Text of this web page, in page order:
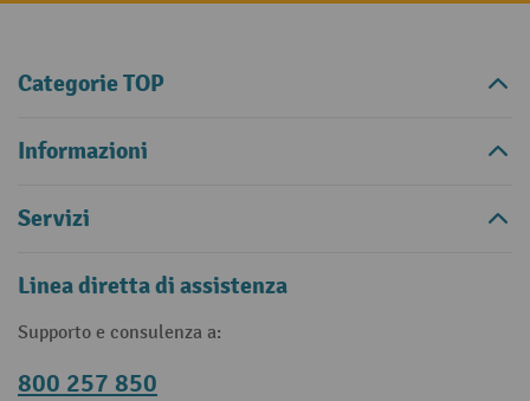
Categorie TOP
Informazioni
Servizi
Linea diretta di assistenza
Supporto e consulenza a:
800 257 850